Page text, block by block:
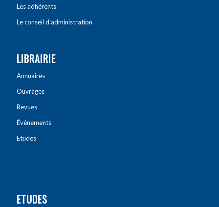
Les adhérents
Le conseil d’administration
LIBRAIRIE
Annuaires
Ouvrages
Revues
Évènements
Etudes
ETUDES